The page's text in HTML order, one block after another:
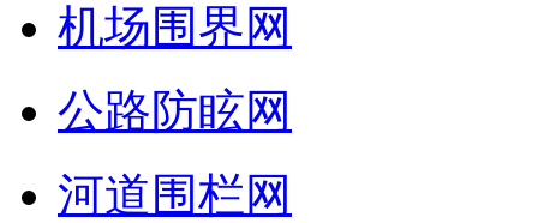
机场围界网
公路防眩网
河道围栏网